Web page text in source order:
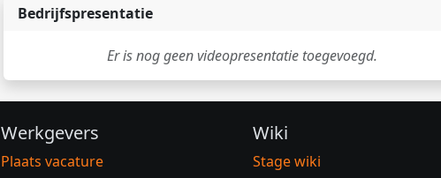
Bedrijfspresentatie
Er is nog geen videopresentatie toegevoegd.
Werkgevers
Plaats vacature
Wiki
Stage wiki